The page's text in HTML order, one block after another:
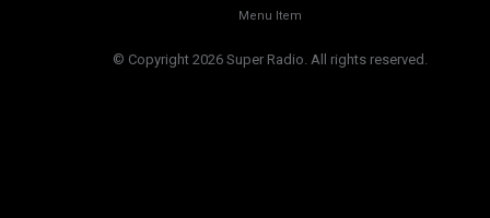
Menu Item
© Copyright 2026 Super Radio. All rights reserved.